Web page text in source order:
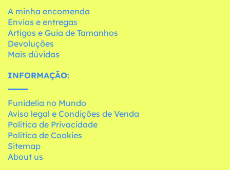
A minha encomenda
Envios e entregas
Artigos e Guia de Tamanhos
Devoluções
Mais dúvidas
INFORMAÇÃO:
Funidelia no Mundo
Aviso legal e Condições de Venda
Política de Privacidade
Política de Cookies
Sitemap
About us